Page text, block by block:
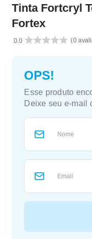
Tinta Fortcryl
Fortex
0.0 0